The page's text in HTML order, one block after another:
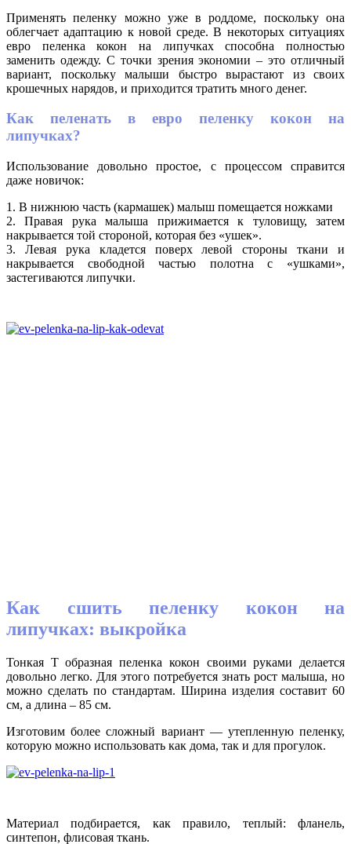
Применять пеленку можно уже в роддоме, поскольку она
облегчает адаптацию к новой среде. В некоторых ситуациях
евро пеленка кокон на липучках способна полностью
заменить одежду. С точки зрения экономии – это отличный
вариант, поскольку малыши быстро вырастают из своих
крошечных нарядов, и приходится тратить много денег.
Как пеленать в евро пеленку кокон на
липучках?
Использование довольно простое, с процессом справится
даже новичок:
1. В нижнюю часть (кармашек) малыш помещается ножками
2. Правая рука малыша прижимается к туловищу, затем
накрывается той стороной, которая без «ушек».
3. Левая рука кладется поверх левой стороны ткани и
накрывается свободной частью полотна с «ушками»,
застегиваются липучки.
Как сшить пеленку кокон на
липучках: выкройка
Тонкая Т образная пеленка кокон своими руками делается
довольно легко. Для этого потребуется знать рост малыша, но
можно сделать по стандартам. Ширина изделия составит 60
см, а длина – 85 см.
Изготовим более сложный вариант — утепленную пеленку,
которую можно использовать как дома, так и для прогулок.
Материал подбирается, как правило, теплый: фланель,
синтепон, флисовая ткань.